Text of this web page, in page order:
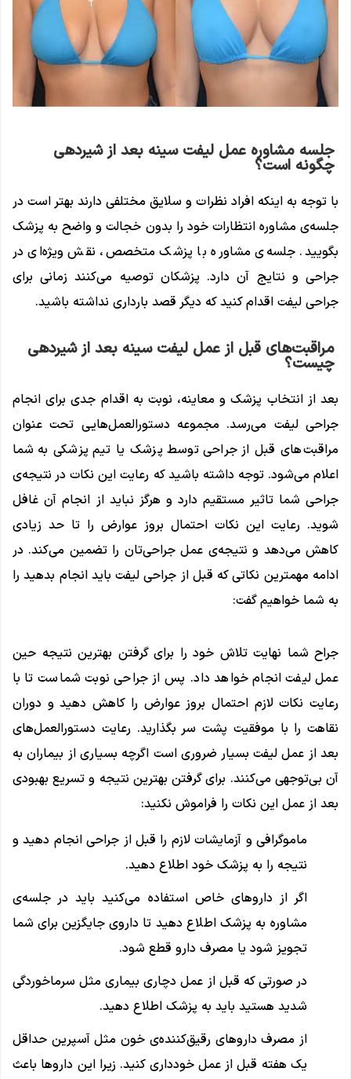
جلسه مشاوره عمل لیفت سینه بعد از شیردهی
چگونه است؟
با توجه به اینکه افراد نظرات و سلایق مختلفی دارند بهتر است در
جلسه‌ی مشاوره انتظارات خود را بدون خجالت و واضح به پزشک
بگویید. جلسه‌ی مشاوره با پزشک متخصص، نقش ویژه‌ای در
جراحی و نتایج آن دارد. پزشکان توصیه می‌کنند زمانی برای
جراحی لیفت اقدام کنید که دیگر قصد بارداری نداشته باشید.
مراقبت‌های قبل از عمل لیفت سینه بعد از شیردهی
چیست؟
بعد از انتخاب پزشک و معاینه، نوبت به اقدام جدی برای انجام
جراحی لیفت می‌رسد. مجموعه دستورالعمل‌هایی تحت عنوان
مراقبت‌های قبل از جراحی توسط پزشک یا تیم پزشکی به شما
اعلام می‌شود. توجه داشته باشید که رعایت این نکات در نتیجه‌ی
جراحی شما تاثیر مستقیم دارد و هرگز نباید از انجام آن غافل
شوید. رعایت این نکات احتمال بروز عوارض را تا حد زیادی
کاهش می‌دهد و نتیجه‌ی عمل جراحی‌تان را تضمین می‌کند. در
ادامه مهمترین نکاتی که قبل از جراحی لیفت باید انجام بدهید را
به شما خواهیم گفت:
جراح شما نهایت تلاش خود را برای گرفتن بهترین نتیجه حین
عمل لیفت انجام خواهد داد. پس از جراحی نوبت شماست تا با
رعایت نکات لازم احتمال بروز عوارض را کاهش دهید و دوران
نقاهت را با موفقیت پشت سر بگذارید. رعایت دستورالعمل‌های
بعد از عمل لیفت بسیار ضروری است اگرچه بسیاری از بیماران به
آن بی‌توجهی می‌کنند. برای گرفتن بهترین نتیجه و تسریع بهبودی
بعد از عمل این نکات را فراموش نکنید:
ماموگرافی و آزمایشات لازم را قبل از جراحی انجام دهید و
نتیجه را به پزشک خود اطلاع دهید.
اگر از داروهای خاص استفاده می‌کنید باید در جلسه‌ی
مشاوره به پزشک اطلاع دهید تا داروی جایگزین برای شما
تجویز شود یا مصرف دارو قطع شود.
در صورتی که قبل از عمل دچاری بیماری مثل سرماخوردگی
شدید هستید باید به پزشک اطلاع دهید.
از مصرف داروهای رقیق‌کننده‌ی خون مثل آسپرین حداقل
یک هفته قبل از عمل خودداری کنید. زیرا این داروها باعث